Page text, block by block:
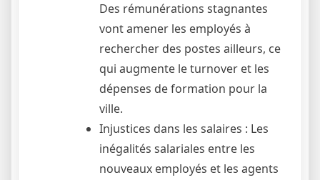
Des rémunérations stagnantes
vont amener les employés à
rechercher des postes ailleurs, ce
qui augmente le turnover et les
dépenses de formation pour la
ville.
Injustices dans les salaires : Les
inégalités salariales entre les
nouveaux employés et les agents